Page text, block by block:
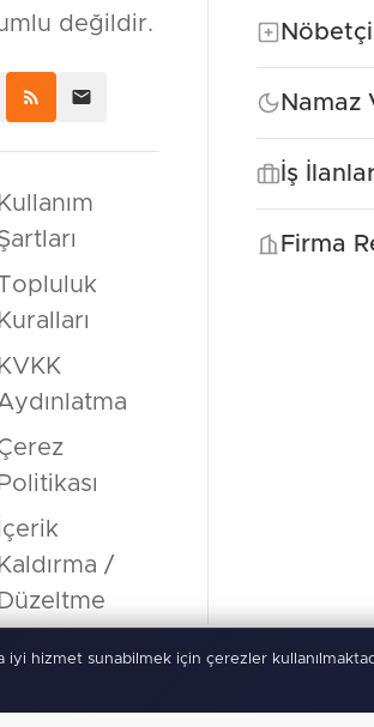
değildir.
Kullanım
Kuralları
KVKK
Politikası
İçerik
Kaldırma /
Düzeltme
Namaz
İş
Firma
iyi hizmet sunabilmek için çerezler
Tüm Hakları Saklıdır-